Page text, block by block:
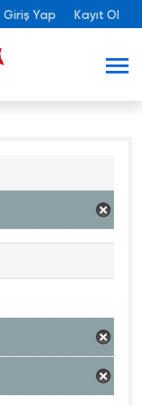
Giriş Yap Kayıt Ol